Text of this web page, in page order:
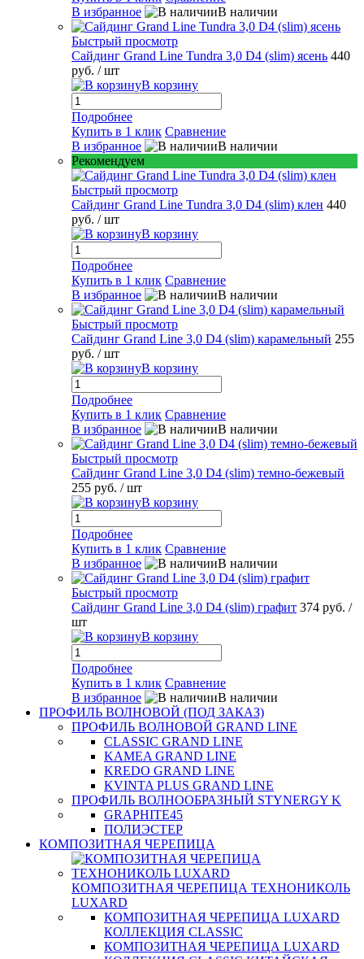
В избранное
В наличии
Быстрый просмотр
Сайдинг Grand Line Tundra 3,0 D4 (slim) ясень 440
руб. / шт
В корзину
Подробнее
Купить в 1 клик Сравнение
В избранное
В наличии
Рекомендуем
Быстрый просмотр
Сайдинг Grand Line Tundra 3,0 D4 (slim) клен 440
руб. / шт
В корзину
Подробнее
Купить в 1 клик Сравнение
В избранное
В наличии
Быстрый просмотр
Сайдинг Grand Line 3,0 D4 (slim) карамельный 255
руб. / шт
В корзину
Подробнее
Купить в 1 клик Сравнение
В избранное
В наличии
Быстрый просмотр
Сайдинг Grand Line 3,0 D4 (slim) темно-бежевый
255 руб. / шт
В корзину
Подробнее
Купить в 1 клик Сравнение
В избранное
В наличии
Быстрый просмотр
Сайдинг Grand Line 3,0 D4 (slim) графит 374 руб. /
шт
В корзину
Подробнее
Купить в 1 клик Сравнение
В избранное
В наличии
ПРОФИЛЬ ВОЛНОВОЙ (ПОД ЗАКАЗ)
ПРОФИЛЬ ВОЛНОВОЙ GRAND LINE
CLASSIC GRAND LINE
KAMEA GRAND LINE
KREDO GRAND LINE
KVINTA PLUS GRAND LINE
ПРОФИЛЬ ВОЛНООБРАЗНЫЙ STYNERGY K
GRAPHITE45
ПОЛИЭСТЕР
КОМПОЗИТНАЯ ЧЕРЕПИЦА
КОМПОЗИТНАЯ ЧЕРЕПИЦА ТЕХНОНИКОЛЬ
LUXARD
КОМПОЗИТНАЯ ЧЕРЕПИЦА LUXARD
КОЛЛЕКЦИЯ CLASSIC
КОМПОЗИТНАЯ ЧЕРЕПИЦА LUXARD